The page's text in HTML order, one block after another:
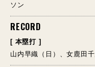
ソン
RECORD
[ 本塁打 ]
山内早織（日）、女鹿田千